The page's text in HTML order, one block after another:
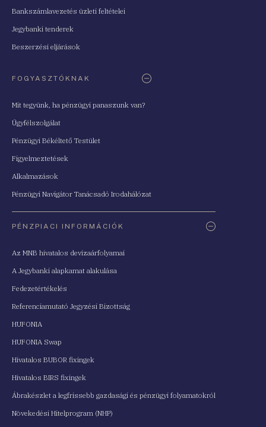
Bankszámlavezetés üzleti feltételei
Jegybanki tenderek
Beszerzési eljárások
FOGYASZTÓKNAK
Mit tegyünk, ha pénzügyi panaszunk van?
Ügyfélszolgálat
Pénzügyi Békéltető Testület
Figyelmeztetések
Alkalmazások
Pénzügyi Navigátor Tanácsadó Irodahálózat
PÉNZPIACI INFORMÁCIÓK
Az MNB hivatalos devizaárfolyamai
A Jegybanki alapkamat alakulása
Fedezetértékelés
Referenciamutató Jegyzési Bizottság
HUFONIA
HUFONIA Swap
Hivatalos BUBOR fixingek
Hivatalos BIRS fixingek
Ábrakészlet a legfrissebb gazdasági és pénzügyi folyamatokról
Növekedési Hitelprogram (NHP)